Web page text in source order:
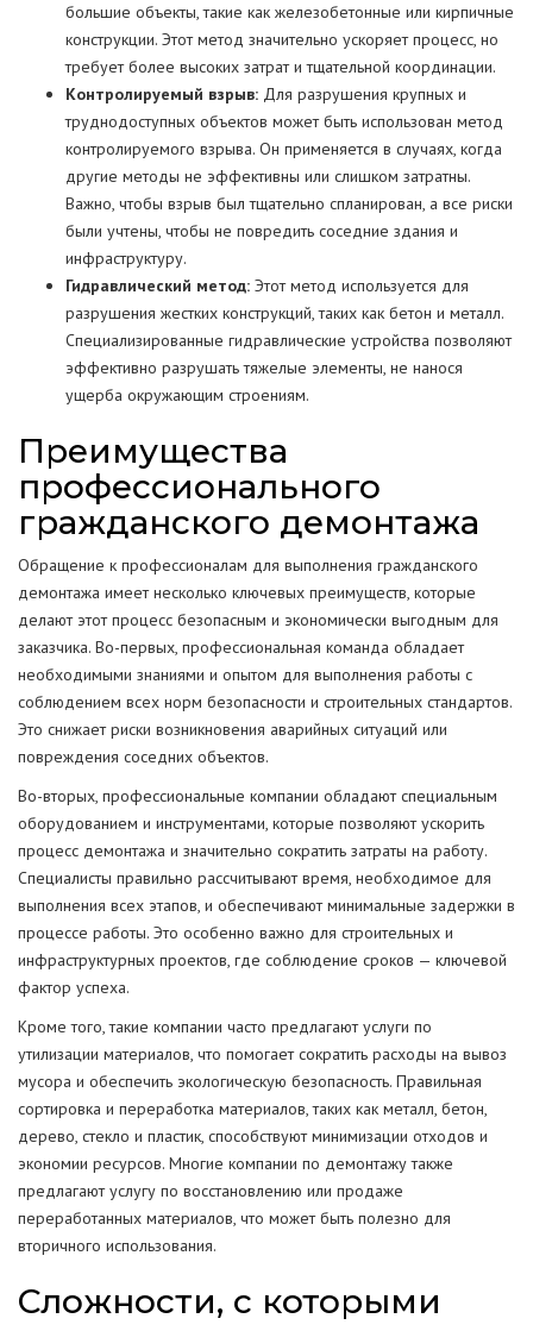
большие объекты, такие как железобетонные или кирпичные
конструкции. Этот метод значительно ускоряет процесс, но
требует более высоких затрат и тщательной координации.
Контролируемый взрыв: Для разрушения крупных и
труднодоступных объектов может быть использован метод
контролируемого взрыва. Он применяется в случаях, когда
другие методы не эффективны или слишком затратны.
Важно, чтобы взрыв был тщательно спланирован, а все риски
были учтены, чтобы не повредить соседние здания и
инфраструктуру.
Гидравлический метод: Этот метод используется для
разрушения жестких конструкций, таких как бетон и металл.
Специализированные гидравлические устройства позволяют
эффективно разрушать тяжелые элементы, не нанося
ущерба окружающим строениям.
Преимущества
профессионального
гражданского демонтажа
Обращение к профессионалам для выполнения гражданского
демонтажа имеет несколько ключевых преимуществ, которые
делают этот процесс безопасным и экономически выгодным для
заказчика. Во-первых, профессиональная команда обладает
необходимыми знаниями и опытом для выполнения работы с
соблюдением всех норм безопасности и строительных стандартов.
Это снижает риски возникновения аварийных ситуаций или
повреждения соседних объектов.
Во-вторых, профессиональные компании обладают специальным
оборудованием и инструментами, которые позволяют ускорить
процесс демонтажа и значительно сократить затраты на работу.
Специалисты правильно рассчитывают время, необходимое для
выполнения всех этапов, и обеспечивают минимальные задержки в
процессе работы. Это особенно важно для строительных и
инфраструктурных проектов, где соблюдение сроков — ключевой
фактор успеха.
Кроме того, такие компании часто предлагают услуги по
утилизации материалов, что помогает сократить расходы на вывоз
мусора и обеспечить экологическую безопасность. Правильная
сортировка и переработка материалов, таких как металл, бетон,
дерево, стекло и пластик, способствуют минимизации отходов и
экономии ресурсов. Многие компании по демонтажу также
предлагают услугу по восстановлению или продаже
переработанных материалов, что может быть полезно для
вторичного использования.
Сложности, с которыми